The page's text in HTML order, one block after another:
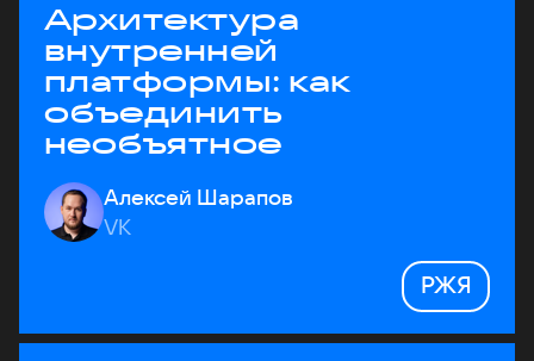
Архитектура
внутренней
платформы: как
объединить
необъятное
Алексей Шарапов
VK
РЖЯ